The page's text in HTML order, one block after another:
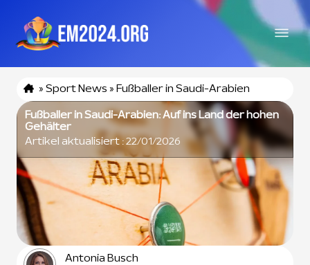
» Sport News » Fußballer in Saudi-Arabien
Fußballer in Saudi-Arabien: Auf ins Land der hohen
Gehälter
Artikel aktualisiert :22/01/2026
Antonia Busch